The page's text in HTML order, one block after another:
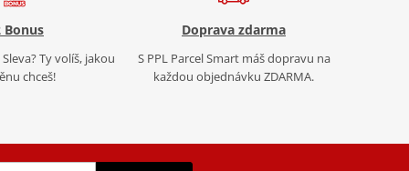
Bonus
Ty volíš, jakou
chceš!
Doprava zdarma
S PPL Parcel Smart máš dopravu na
každou objednávku ZDARMA.